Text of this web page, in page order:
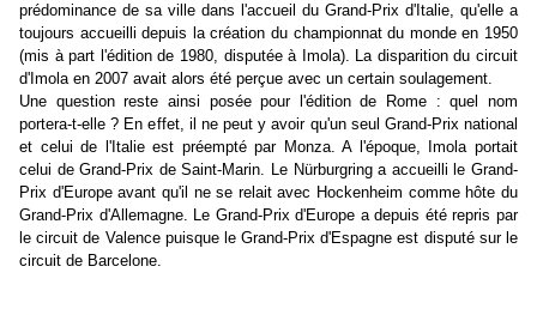
prédominance de sa ville dans l'accueil du Grand-Prix d'Italie, qu'elle a
toujours accueilli depuis la création du championnat du monde en 1950
(mis à part l'édition de 1980, disputée à Imola). La disparition du circuit
d'Imola en 2007 avait alors été perçue avec un certain soulagement.
Une question reste ainsi posée pour l'édition de Rome : quel nom
portera-t-elle ? En effet, il ne peut y avoir qu'un seul Grand-Prix national
et celui de l'Italie est préempté par Monza. A l'époque, Imola portait
celui de Grand-Prix de Saint-Marin. Le Nürburgring a accueilli le Grand-
Prix d'Europe avant qu'il ne se relait avec Hockenheim comme hôte du
Grand-Prix d'Allemagne. Le Grand-Prix d'Europe a depuis été repris par
le circuit de Valence puisque le Grand-Prix d'Espagne est disputé sur le
circuit de Barcelone.